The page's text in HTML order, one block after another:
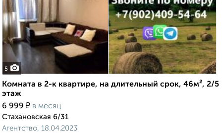
5
Комната в 2-к квартире, на длительный срок, 46м², 2/5
этаж
6 999 ₽ в месяц
Стахановская 6/31
Агентство, 18.04.2023